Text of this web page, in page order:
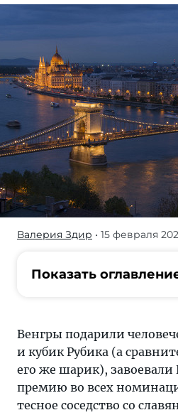
Они
включают
отопление
только
Валерия Здир • 15 февраля
Показать
Венгры подарили
и кубик Рубика (а
его же шарик), завоевали
премию во всех
тесное соседство со